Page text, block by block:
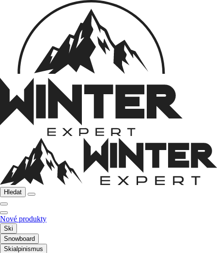
Hledat
Nové produkty
Ski
Snowboard
Skialpinismus